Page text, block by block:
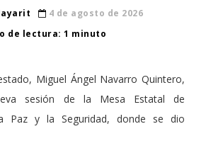
4 de agosto de 2026
de lectura: 1 minuto
Miguel Ángel Navarro Quintero,
sesión de la Mesa Estatal de
Paz y la Seguridad, donde se dio